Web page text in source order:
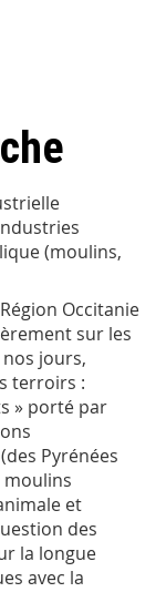
(moulins,
Occitanie
sur les
jours,
terroirs :
» porté par
Pyrénées
moulins
et
des
la longue
avec la